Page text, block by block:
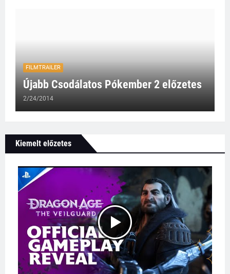
FILMTRAILER
Újabb Csodálatos Pókember 2 előzetes
2/24/2014
Kiemelt előzetes